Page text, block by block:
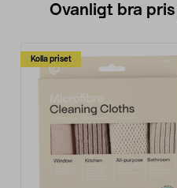
Ovanligt bra
Kolla priset